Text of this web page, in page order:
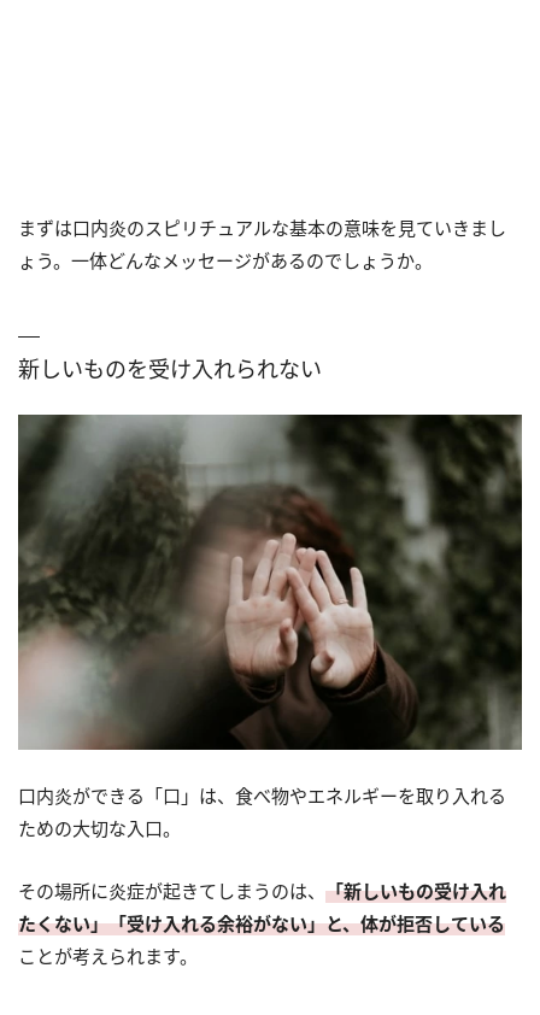
まずは口内炎のスピリチュアルな基本の意味を見ていきまし
ょう。一体どんなメッセージがあるのでしょうか。
新しいものを受け入れられない
口内炎ができる「口」は、食べ物やエネルギーを取り入れる
ための大切な入口。
その場所に炎症が起きてしまうのは、 「新しいもの受け入れ
たくない」「受け入れる余裕がない」と、体が拒否している
ことが考えられます。